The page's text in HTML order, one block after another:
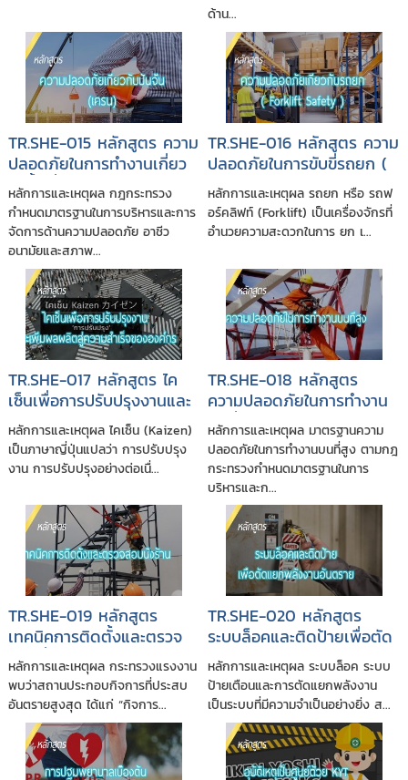
ด้าน...
TR.SHE-015 หลักสูตร ความ
ปลอดภัยในการทำงานเกี่ยว
กับปั้นจั่น (เครน)
หลักการและเหตุผล กฎกระทรวง
กำหนดมาตรฐานในการบริหารและการ
จัดการด้านความปลอดภัย อาชีว
อนามัยและสภาพ...
TR.SHE-016 หลักสูตร ความ
ปลอดภัยในการขับขี่รถยก (
Forklift )
หลักการและเหตุผล รถยก หรือ รถฟ
อร์คลิฟท์ (Forklift) เป็นเครื่องจักรที่
อำนวยความสะดวกในการ ยก เ...
TR.SHE-017 หลักสูตร ไค
เซ็นเพื่อการปรับปรุงงานและ
เพิ่มผลผลิตสู่ความสำเร็จ
ขององค์กร
หลักการและเหตุผล ไคเซ็น (Kaizen)
เป็นภาษาญี่ปุ่นแปลว่า การปรับปรุง
งาน การปรับปรุงอย่างต่อเนื่...
TR.SHE-018 หลักสูตร
ความปลอดภัยในการทำงาน
บนที่สูง
หลักการและเหตุผล มาตรฐานความ
ปลอดภัยในการทำงานบนที่สูง ตามกฎ
กระทรวงกำหนดมาตรฐานในการ
บริหารและก...
TR.SHE-019 หลักสูตร
เทคนิคการติดตั้งและตรวจ
สอบนั่งร้าน
หลักการและเหตุผล กระทรวงแรงงาน
พบว่าสถานประกอบกิจการที่ประสบ
อันตรายสูงสุด ได้แก่ “กิจการ...
TR.SHE-020 หลักสูตร
ระบบล็อคและติดป้ายเพื่อตัด
แยกพลังงานอันตราย
หลักการและเหตุผล ระบบล็อค ระบบ
ป้ายเตือนและการตัดแยกพลังงาน
เป็นระบบที่มีความจำเป็นอย่างยิ่ง ส...